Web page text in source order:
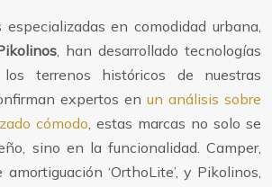
especializadas en comodidad urbana,
, han desarrollado tecnologías
terrenos históricos de nuestras
expertos en un análisis sobre
cómodo, estas marcas no solo se
sino en la funcionalidad. Camper,
‘OrthoLite’, y Pikolinos,